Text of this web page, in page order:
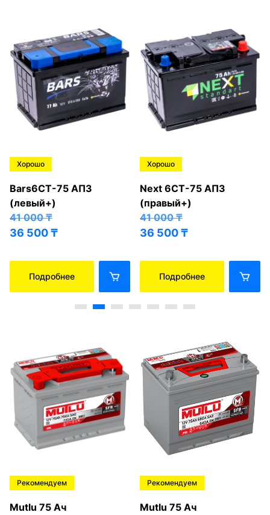
Хорошо
Bars6СТ-75 АПЗ
(левый+)
41 000₸
36 500₸
Подробнее
Хорошо
Next 6СТ-75 АПЗ
(правый+)
41 000₸
36 500₸
Подробнее
Рекомендуем
Mutlu 75 Ач
Рекомендуем
Mutlu 75 Ач